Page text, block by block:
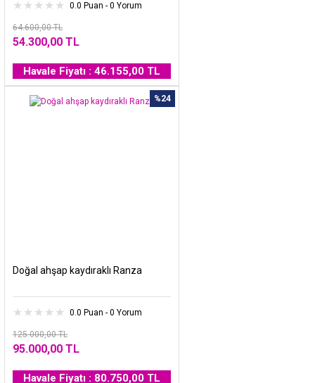
0.0 Puan - 0 Yorum
64.600,00 TL
54.300,00 TL
Havale Fiyatı : 46.155,00 TL
%24
Doğal ahşap kaydıraklı Ranza
0.0 Puan - 0 Yorum
125.000,00 TL
95.000,00 TL
Havale Fiyatı : 80.750,00 TL